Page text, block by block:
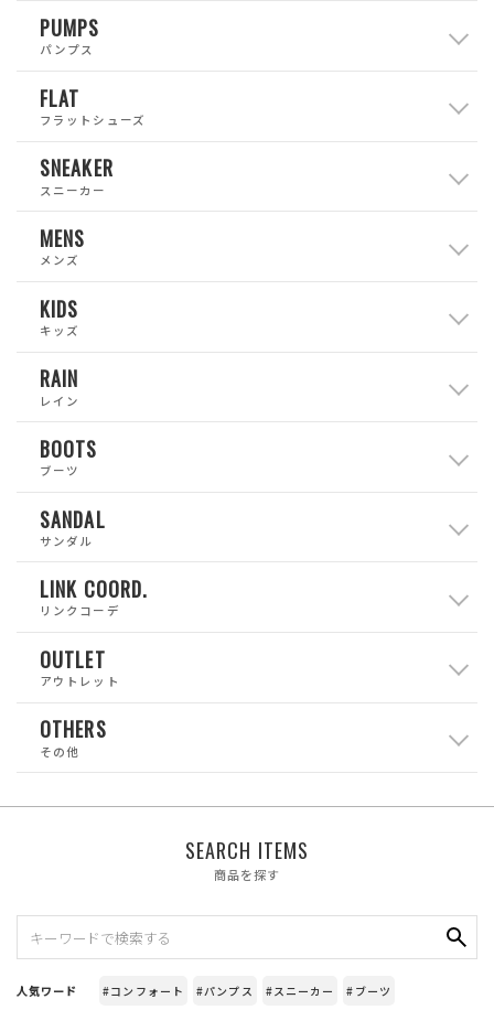
PUMPS
パンプス
FLAT
フラットシューズ
SNEAKER
スニーカー
MENS
メンズ
KIDS
キッズ
RAIN
レイン
BOOTS
ブーツ
SANDAL
サンダル
LINK COORD.
リンクコーデ
OUTLET
アウトレット
OTHERS
その他
SEARCH ITEMS
商品を探す
人気ワード #コンフォート #パンプス #スニーカー #ブーツ